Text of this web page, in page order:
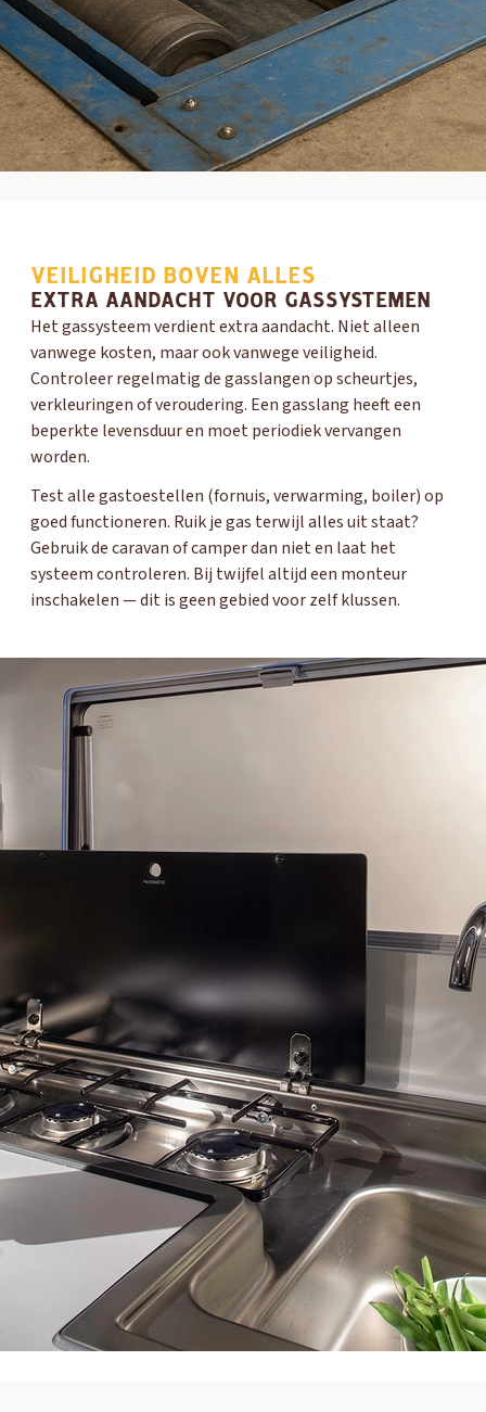
VEILIGHEID BOVEN ALLES
EXTRA AANDACHT VOOR GASSYSTEMEN
Het gassysteem verdient extra aandacht. Niet alleen
vanwege kosten, maar ook vanwege veiligheid.
Controleer regelmatig de gasslangen op scheurtjes,
verkleuringen of veroudering. Een gasslang heeft een
beperkte levensduur en moet periodiek vervangen
worden.
Test alle gastoestellen (fornuis, verwarming, boiler) op
goed functioneren. Ruik je gas terwijl alles uit staat?
Gebruik de caravan of camper dan niet en laat het
systeem controleren. Bij twijfel altijd een monteur
inschakelen — dit is geen gebied voor zelf klussen.
HERPEN
AdriaBürstnerCaravelairEasy Caravanning
Eura Mobil